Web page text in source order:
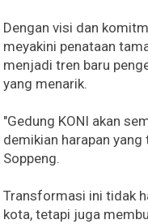
Dengan visi dan
meyakini penataan
menjadi tren baru
yang menarik.
"Gedung KONI akan
demikian harapan
Soppeng.
Transformasi ini tidak
kota, tetapi juga